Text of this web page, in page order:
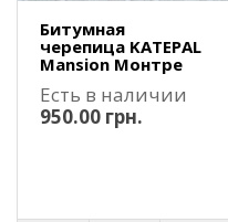
Битумная
черепица KATEPAL
Mansion Монтре
Есть в наличии
950.00 грн.